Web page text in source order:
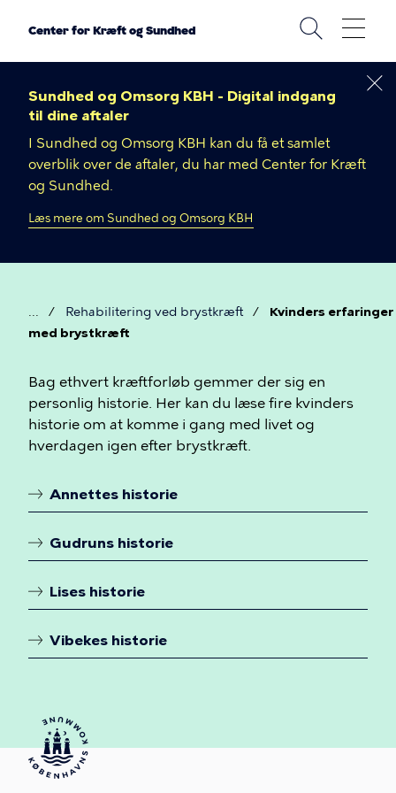
Center for Kræft og Sundhed
Sundhed og Omsorg KBH - Digital indgang
til dine aftaler
I Sundhed og Omsorg KBH kan du få et samlet
overblik over de aftaler, du har med Center for Kræft
og Sundhed.
Læs mere om Sundhed og Omsorg KBH
Brødkrumme
Rehabilitering ved brystkræft
Kvinders erfaringer
med brystkræft
Kvinders
erfaringer
med
Bag ethvert kræftforløb gemmer der sig en
personlig historie. Her kan du læse fire kvinders
historie om at komme i gang med livet og
hverdagen igen efter brystkræft.
Annettes historie
Gudruns historie
Lises historie
Vibekes historie